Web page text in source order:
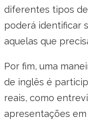
diferentes tipos
poderá identificar
aquelas que
Por fim, uma
de inglês é
reais, como
apresentações